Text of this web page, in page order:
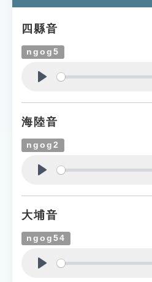
四縣音
ngog5
海陸音
ngog2
大埔音
ngog54